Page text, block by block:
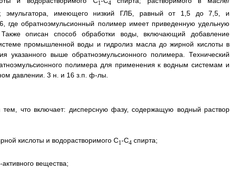
1 4
эмульгатора, имеющего низкий ГЛБ, равный от 1,5 до 7,5, и
обратноэмульсионный полимер имеет приведенную удельную
описан способ обработки воды, включающий добавление
промышленной воды и гидролиз масла до жирной кислоты в
выше обратноэмульсионного полимера. Технический
полимера для применения к водным системам и
давлении. 3 н. и 16 з.п. ф-лы.
что включает: дисперсную фазу, содержащую водный раствор
кислоты и водорастворимого C1 -C4 спирта;
вещества;